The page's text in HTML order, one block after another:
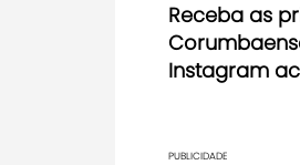
Receba as
Instagram
PUBLICIDADE